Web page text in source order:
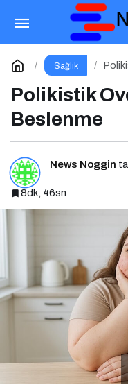
Sağlık
Polikistik
Beslenme
News Noggin
8dk, 46sn
Tiroid
Yorum Yap